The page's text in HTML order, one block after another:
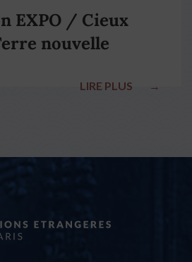
EXPO / Cieux
nouvelle
LIRE PLUS →